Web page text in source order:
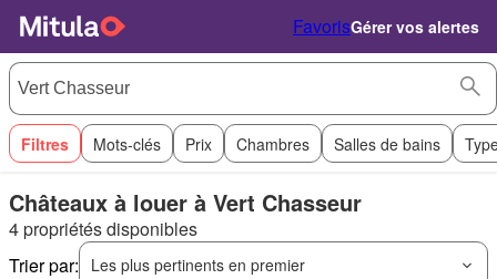
FavorisGérer vos alertes
Filtres Mots-clés Prix Chambres Salles de bains
Châteaux à louer à Vert Chasseur
4 propriétés disponibles
Trier par:
Les plus pertinents en premier